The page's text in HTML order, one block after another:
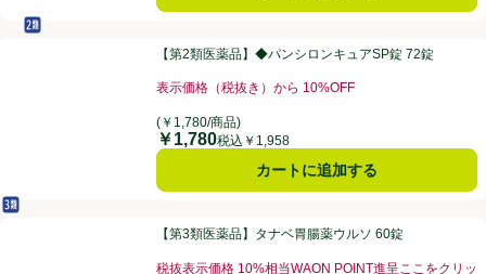
【第2類医薬品】◆パンシロンキュアSP錠 72錠
セルフメディケーション税制対象
第2類医薬品
【第2類医薬品】◆パンシロンキュアSP錠 72錠
表示価格（税抜き）から 10%OFF
(￥1,780/商品)
価格
￥1,780税込￥1,958
カートに追加する
【第3類医薬品】タナベ胃腸薬ウルソ 60錠
第3類医薬品
【第3類医薬品】タナベ胃腸薬ウルソ 60錠
税抜表示価格 10%相当WAON POINT進呈ここをクリッ